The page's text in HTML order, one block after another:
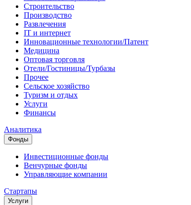
Строительство
Производство
Развлечения
IT и интернет
Инновационные технологии/Патент
Медицина
Оптовая торговля
Отели/Гостиницы/Турбазы
Прочее
Сельское хозяйство
Туризм и отдых
Услуги
Финансы
Аналитика
Фонды
Инвестиционные фонды
Венчурные фонды
Управляющие компании
Стартапы
Услуги